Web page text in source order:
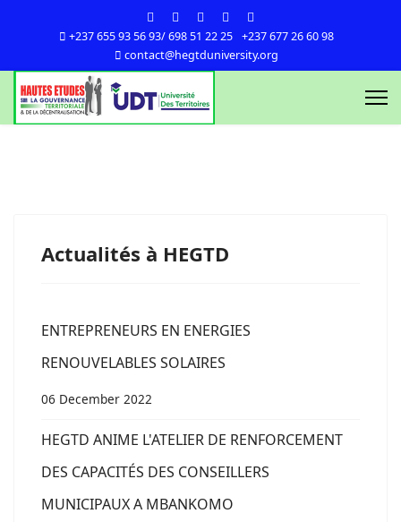
+237 655 93 56 93/ 698 51 22 25
+237 677 26 60 98
contact@hegtduniversity.org
Actualités à HEGTD
ENTREPRENEURS EN ENERGIES
RENOUVELABLES SOLAIRES
06 December 2022
HEGTD ANIME L'ATELIER DE RENFORCEMENT
DES CAPACITÉS DES CONSEILLERS
MUNICIPAUX A MBANKOMO